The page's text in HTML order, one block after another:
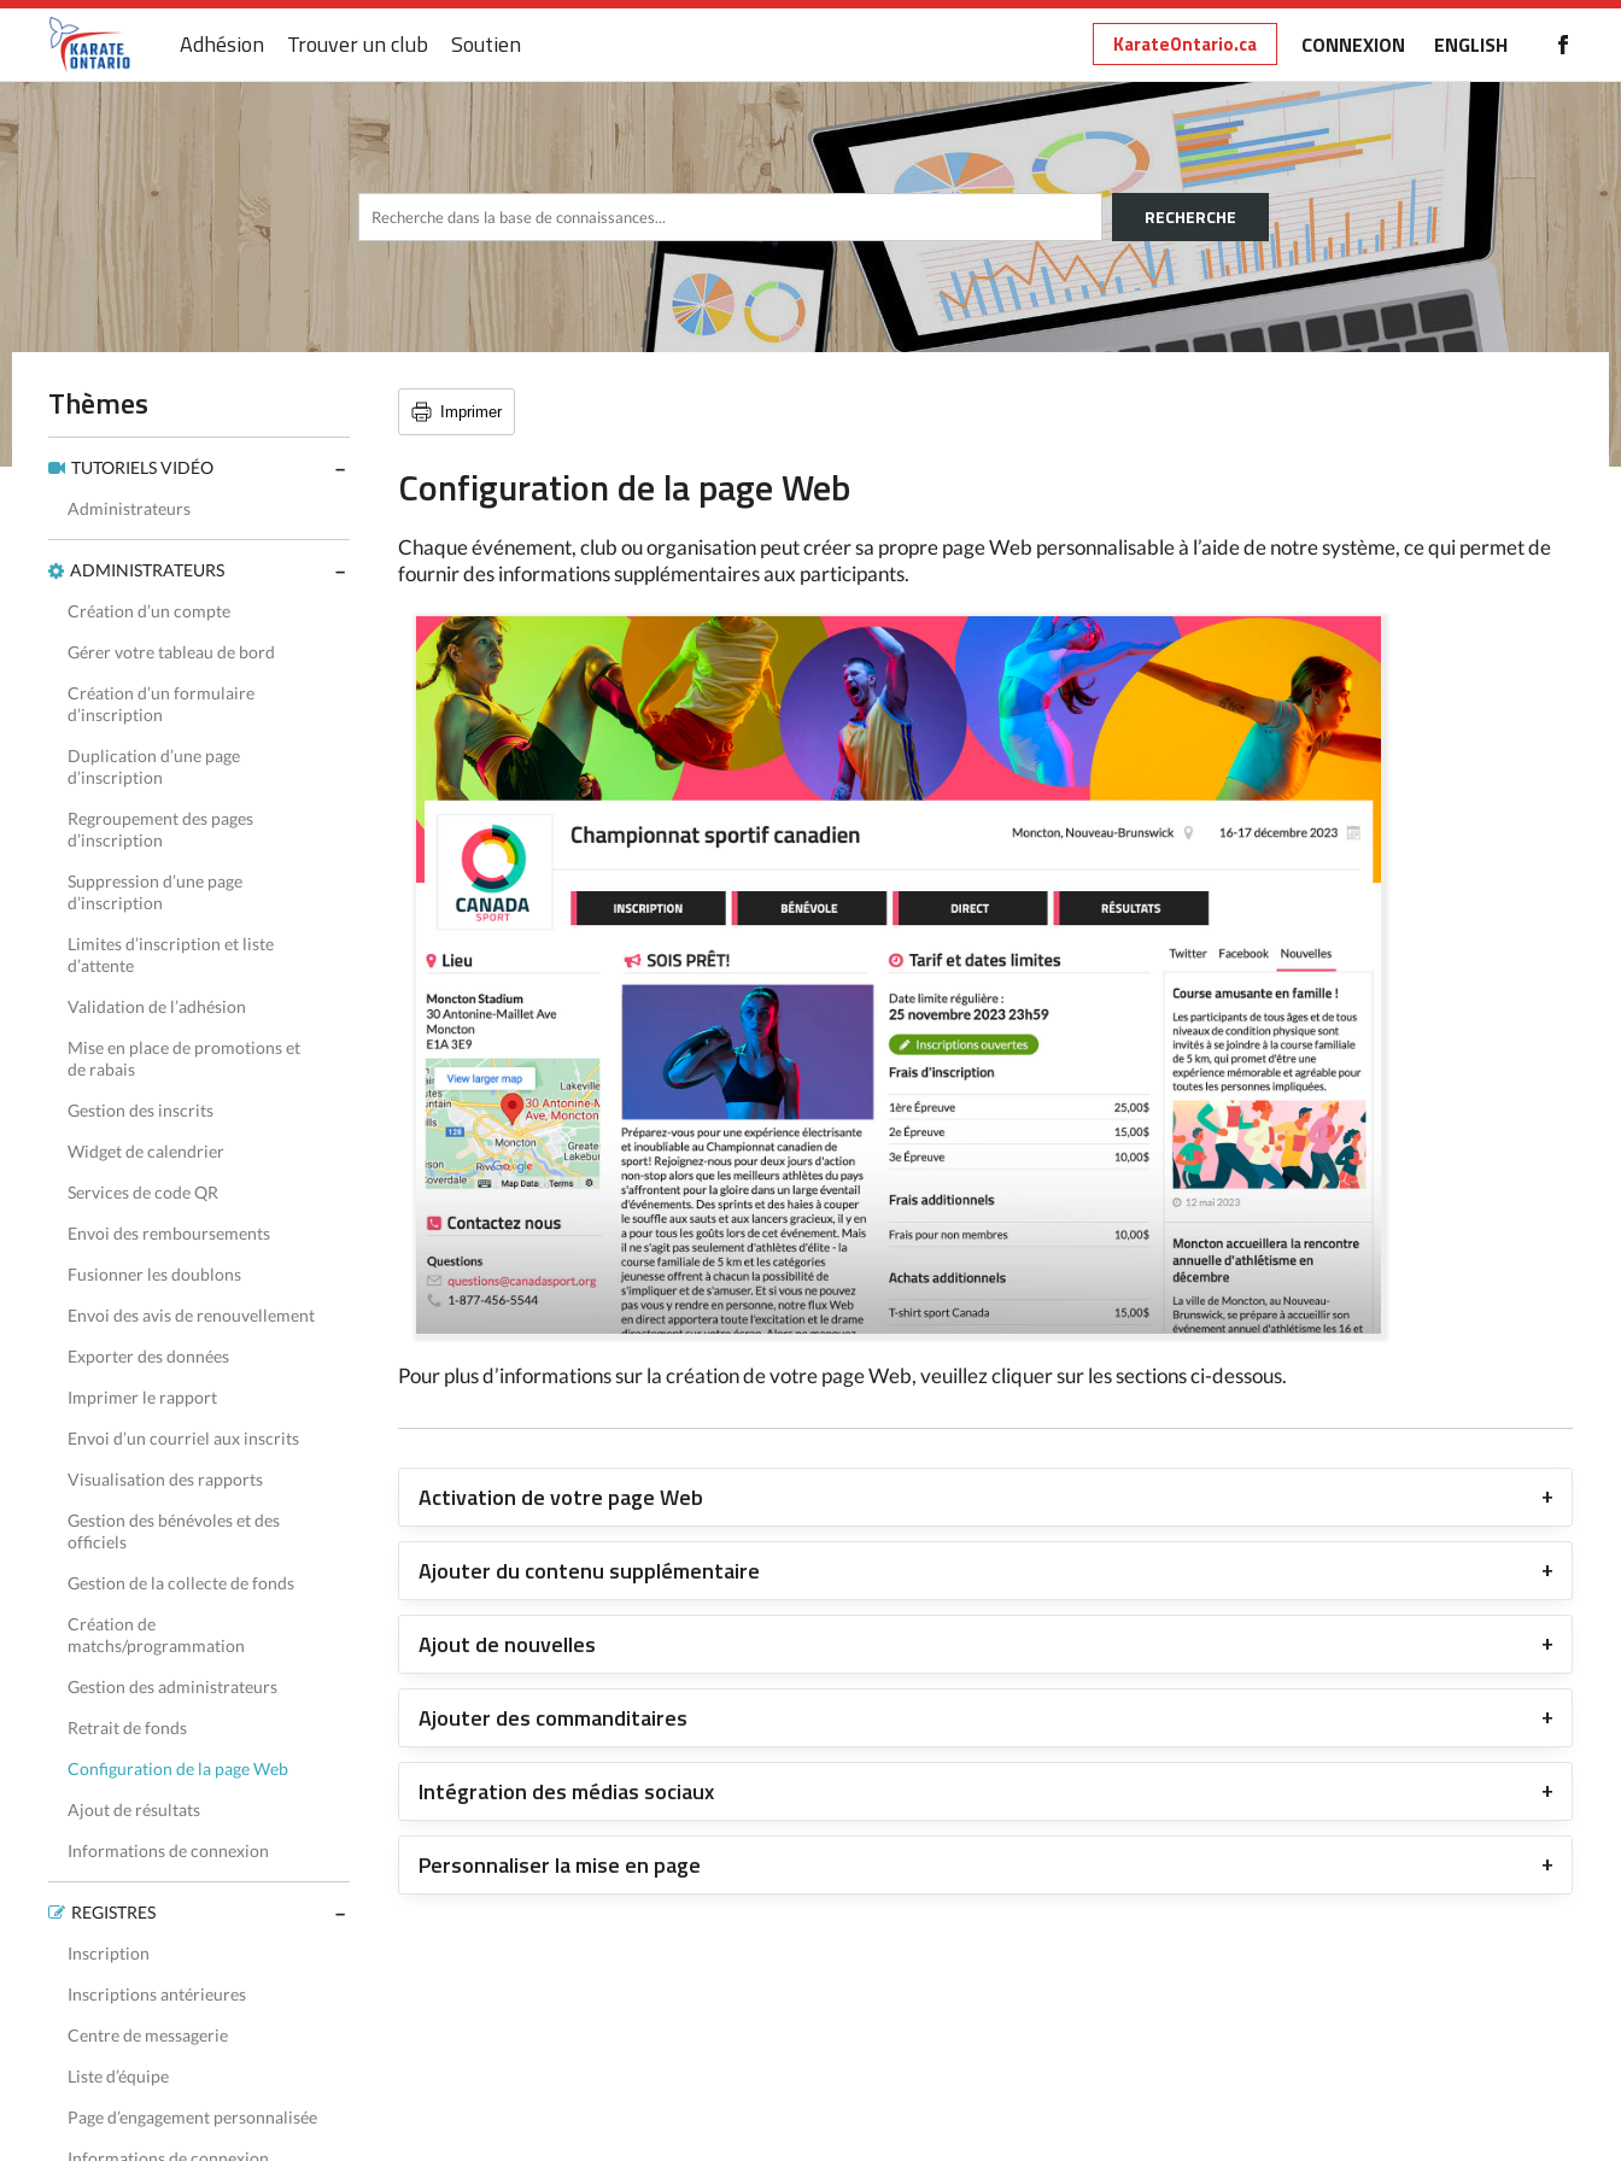
Adhésion Trouver un club Soutien KarateOntario.ca CONNEXION ENGLISH
RECHERCHE
Thèmes
TUTORIELS VIDÉO
Administrateurs
ADMINISTRATEURS
Création d’un compte
Gérer votre tableau de bord
Création d’un formulaire
d’inscription
Duplication d’une page
d’inscription
Regroupement des pages
d’inscription
Suppression d’une page
d’inscription
Limites d’inscription et liste
d’attente
Validation de l’adhésion
Mise en place de promotions et
de rabais
Gestion des inscrits
Widget de calendrier
Services de code QR
Envoi des remboursements
Fusionner les doublons
Envoi des avis de renouvellement
Exporter des données
Imprimer le rapport
Envoi d’un courriel aux inscrits
Visualisation des rapports
Gestion des bénévoles et des
officiels
Gestion de la collecte de fonds
Création de
matchs/programmation
Gestion des administrateurs
Retrait de fonds
Configuration de la page Web
Ajout de résultats
Informations de connexion
REGISTRES
Inscription
Inscriptions antérieures
Centre de messagerie
Liste d’équipe
Page d’engagement personnalisée
Imprimer
Configuration de la page Web
Chaque événement, club ou organisation peut créer sa propre page Web personnalisable à l’aide de notre système, ce qui permet de
fournir des informations supplémentaires aux participants.
Pour plus d’informations sur la création de votre page Web, veuillez cliquer sur les sections ci-dessous.
Activation de votre page Web
Ajouter du contenu supplémentaire
Ajout de nouvelles
Ajouter des commanditaires
Intégration des médias sociaux
Personnaliser la mise en page